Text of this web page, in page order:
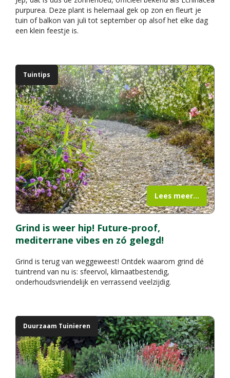
purpurea. Deze plant is helemaal gek op zon en fleurt je
tuin of balkon van juli tot september op alsof het elke dag
een klein feestje is.
Grind is weer hip! Future-proof,
mediterrane vibes en zó gelegd!
Tuintips
Grind is terug van weggeweest! Ontdek waarom grind dé
tuintrend van nu is: sfeervol, klimaatbestendig,
onderhoudsvriendelijk en verrassend veelzijdig.
Lees meer...
Duurzaam Tuinieren